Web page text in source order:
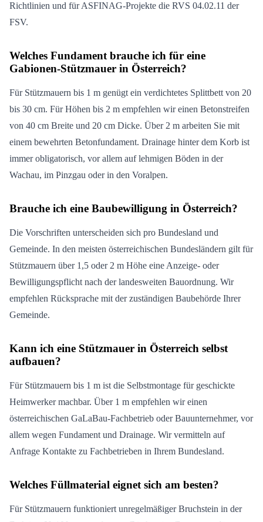
Richtlinien und für ASFINAG-Projekte die RVS 04.02.11 der
FSV.
Welches Fundament brauche ich für eine
Gabionen-Stützmauer in Österreich?
Für Stützmauern bis 1 m genügt ein verdichtetes Splittbett von 20
bis 30 cm. Für Höhen bis 2 m empfehlen wir einen Betonstreifen
von 40 cm Breite und 20 cm Dicke. Über 2 m arbeiten Sie mit
einem bewehrten Betonfundament. Drainage hinter dem Korb ist
immer obligatorisch, vor allem auf lehmigen Böden in der
Wachau, im Pinzgau oder in den Voralpen.
Brauche ich eine Baubewilligung in Österreich?
Die Vorschriften unterscheiden sich pro Bundesland und
Gemeinde. In den meisten österreichischen Bundesländern gilt für
Stützmauern über 1,5 oder 2 m Höhe eine Anzeige- oder
Bewilligungspflicht nach der landesweiten Bauordnung. Wir
empfehlen Rücksprache mit der zuständigen Baubehörde Ihrer
Gemeinde.
Kann ich eine Stützmauer in Österreich selbst
aufbauen?
Für Stützmauern bis 1 m ist die Selbstmontage für geschickte
Heimwerker machbar. Über 1 m empfehlen wir einen
österreichischen GaLaBau-Fachbetrieb oder Bauunternehmer, vor
allem wegen Fundament und Drainage. Wir vermitteln auf
Anfrage Kontakte zu Fachbetrieben in Ihrem Bundesland.
Welches Füllmaterial eignet sich am besten?
Für Stützmauern funktioniert unregelmäßiger Bruchstein in der